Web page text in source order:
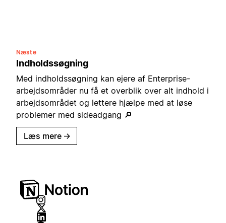
Næste
Indholdssøgning
Med indholdssøgning kan ejere af Enterprise-
arbejdsområder nu få et overblik over alt indhold i
arbejdsområdet og lettere hjælpe med at løse
problemer med sideadgang 🔎
Læs mere →